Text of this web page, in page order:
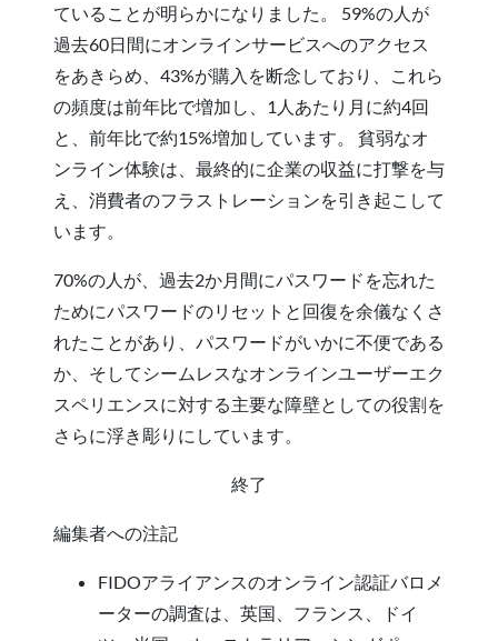
ていることが明らかになりました。 59%の人が
過去60日間にオンラインサービスへのアクセス
をあきらめ、43%が購入を断念しており、これら
の頻度は前年比で増加し、1人あたり月に約4回
と、前年比で約15%増加しています。 貧弱なオ
ンライン体験は、最終的に企業の収益に打撃を与
え、消費者のフラストレーションを引き起こして
います。
70%の人が、過去2か月間にパスワードを忘れた
ためにパスワードのリセットと回復を余儀なくさ
れたことがあり、パスワードがいかに不便である
か、そしてシームレスなオンラインユーザーエク
スペリエンスに対する主要な障壁としての役割を
さらに浮き彫りにしています。
終了
編集者への注記
FIDOアライアンスのオンライン認証バロメ
ーターの調査は、英国、フランス、ドイ